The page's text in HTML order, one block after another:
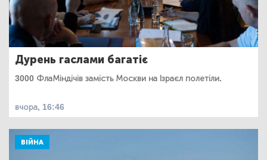
Дурень гаслами багатіє
3000 ФлаМіндічів замість Москви на Ізраєл полетіли.
вчора, 16:46
ВІЙНА